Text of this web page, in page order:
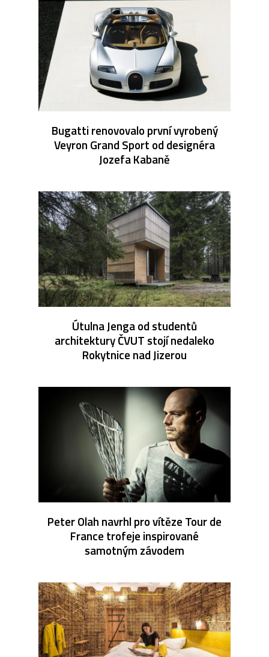
Bugatti renovovalo první vyrobený
Veyron Grand Sport od designéra
Jozefa Kabaně
Útulna Jenga od studentů
architektury ČVUT stojí nedaleko
Rokytnice nad Jizerou
Peter Olah navrhl pro vítěze Tour de
France trofeje inspirované
samotným závodem